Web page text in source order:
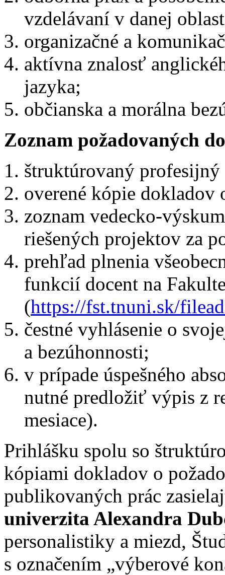
vzdelávaní v danej
organizačné a
aktívna znalosť
jazyka;
občianska a morálna
Zoznam požadovaných
štruktúrovaný
overené kópie dokladov
zoznam vedecko-
riešených projektov za
prehľad plnenia
funkcií docent na
(https://fst.tnuni.sk/
čestné vyhlásenie o
a bezúhonnosti;
v prípade úspešného
nutné predložiť výpis z
mesiace).
Prihlášku spolu so
kópiami dokladov o
publikovaných prác
univerzita Alexandra
personalistiky a miezd,
s označením „výberové